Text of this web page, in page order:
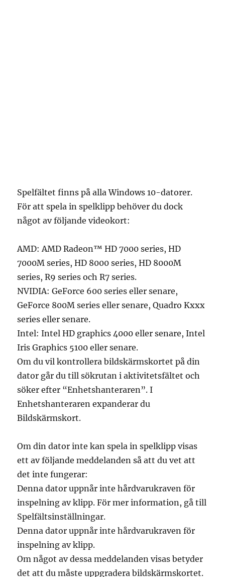
Spelfältet finns på alla Windows 10-datorer.
För att spela in spelklipp behöver du dock
något av följande videokort:
AMD: AMD Radeon™ HD 7000 series, HD
7000M series, HD 8000 series, HD 8000M
series, R9 series och R7 series.
NVIDIA: GeForce 600 series eller senare,
GeForce 800M series eller senare, Quadro Kxxx
series eller senare.
Intel: Intel HD graphics 4000 eller senare, Intel
Iris Graphics 5100 eller senare.
Om du vil kontrollera bildskärmskortet på din
dator går du till sökrutan i aktivitetsfältet och
söker efter “Enhetshanteraren”. I
Enhetshanteraren expanderar du
Bildskärmskort.
Om din dator inte kan spela in spelklipp visas
ett av följande meddelanden så att du vet att
det inte fungerar:
Denna dator uppnår inte hårdvarukraven för
inspelning av klipp. För mer information, gå till
Spelfältsinställningar.
Denna dator uppnår inte hårdvarukraven för
inspelning av klipp.
Om något av dessa meddelanden visas betyder
det att du måste uppgradera bildskärmskortet.